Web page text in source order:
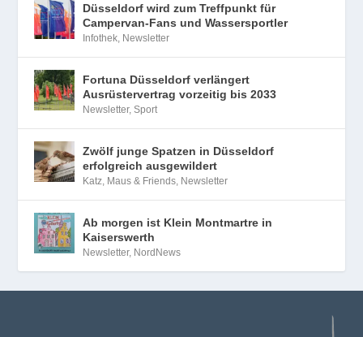
Düsseldorf wird zum Treffpunkt für
Campervan-Fans und Wassersportler
Infothek Newsletter
Fortuna Düsseldorf verlängert
Ausrüstervertrag vorzeitig bis 2033
Newsletter,Sport
Zwölf junge Spatzen in Düsseldorf
erfolgreich ausgewildert
Katz, Maus & Friends Newsletter
Ab morgen ist Klein Montmartre in
Kaiserswerth
Newsletter, NordNews